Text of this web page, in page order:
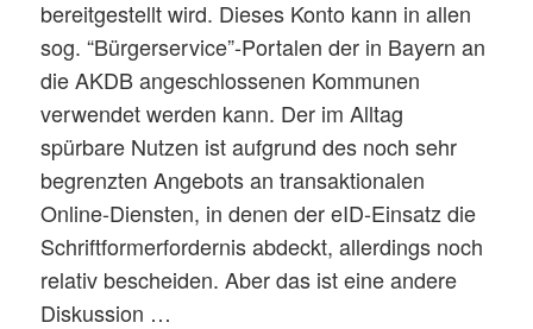
bereitgestellt wird. Dieses Konto kann in allen
sog. “Bürgerservice”-Portalen der in Bayern an
die AKDB angeschlossenen Kommunen
verwendet werden kann. Der im Alltag
spürbare Nutzen ist aufgrund des noch sehr
begrenzten Angebots an transaktionalen
Online-Diensten, in denen der eID-Einsatz die
Schriftformerfordernis abdeckt, allerdings noch
relativ bescheiden. Aber das ist eine andere
Diskussion …